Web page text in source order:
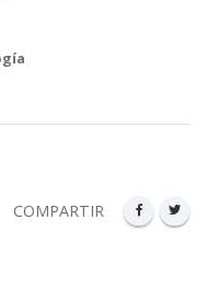
COMPARTIR